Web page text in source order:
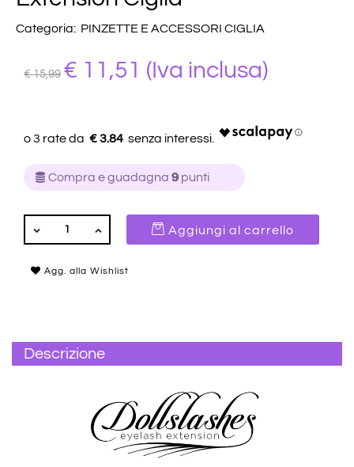
Categoria: PINZETTE E ACCESSORI CIGLIA
€ 15,99 € 11,51 (Iva inclusa)
€ 3.84
Compra e guadagna 9 punti
QUANTITÀ
Aggiungi al carrello
Agg. alla Wishlist
Descrizione